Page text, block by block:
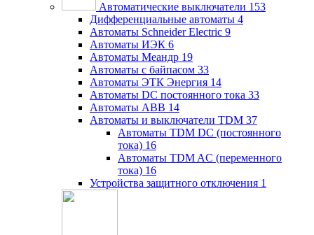
Автоматические выключатели 153
Дифференциальные автоматы 4
Автоматы Schneider Electric 9
Автоматы ИЭК 6
Автоматы Меандр 19
Автоматы с байпасом 33
Автоматы ЭТК Энергия 14
Автоматы DC постоянного тока 33
Автоматы ABB 14
Автоматы и выключатели TDM 37
Автоматы TDM DC (постоянного
тока) 16
Автоматы TDM AC (переменного
тока) 16
Устройства защитного отключения 1